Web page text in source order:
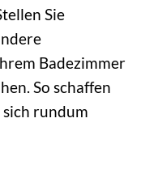
Sie
Badezimmer
So schaffen
sich rundum